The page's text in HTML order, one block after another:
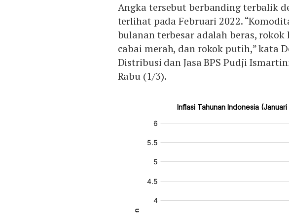
Angka tersebut berbanding terbalik
terlihat pada Februari 2022.
bulanan terbesar adalah beras,
cabai merah, dan rokok putih,” kata
Distribusi dan Jasa BPS Pudji
Rabu (1/3).